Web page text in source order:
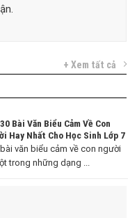
+ Xem tất cả
Bài Văn Biểu Cảm Về Con
Hay Nhất Cho Học Sinh Lớp 7
văn biểu cảm về con người
trong những dạng ...